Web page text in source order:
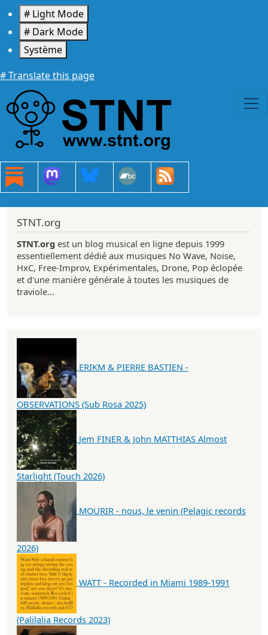
Aller au contenu principal
# Light Mode
# Dark Mode
Système
# Translate this page
STNT.org
STNT.org est un blog musical en ligne depuis 1999
essentiellement dédié aux musiques No Wave, Noise,
HxC, Free-Improv, Expérimentales, Drone, Pop éclopée
et d'une manière générale à toutes les musiques de
traviole...
ERIKM & PIERRE BASTIEN -
OBSERVATIONS (Sub Rosa 2025)
Jem FINER & John MATTHIAS Almost
Starlight (Touch 2026)
MOURIR - nous, le venin (Pelagic records
2026)
WATT - Recorded in Miami 1989-1991
(Palilalia Records 2023)